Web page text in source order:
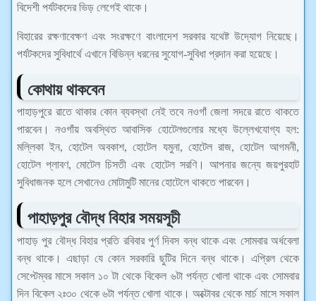
বিদেশী পর্যটকদের ভিড় লেগেই থাকে।
বিহারের রক্ষণাবেক্ষণ এবং সংরক্ষণে বাংলাদেশ সরকার যথেষ্ট উদ্যোগ নিয়েছে।
পর্যটকদের সুবিধার্থে এখানে বিভিন্ন ধরনের সুযোগ-সুবিধা প্রদান করা হয়েছে।
কোথায় থাকবেন
পাহাড়পুরে রাতে থাকার কোন ব্যবস্থা নেই তবে নওগাঁ জেলা সদরে রাতে থাকতে
পারবেন। নওগাঁয় অবস্থিত আবাসিক হোটেলগুলোর মধ্যে উল্লেখযোগ্য হল:
মল্লিকা ইন, হোটেল অবকাশ, হোটেল যমুনা, হোটেল রাজ, হোটেল আগমনী,
হোটেল প্লাবণ, মোটেল চিসতী এবং হোটেল সরণি। আপনার জন্যে জয়পুরহাট
সুবিধাজনক হলে সেখানেও মোটামুটি মানের হোটেলে থাকতে পারবেন।
পাহাড়পুর বৌদ্ধ বিহার সময়সূচী
পাহাড় পুর বৌদ্ধ বিহার প্রতি রবিবার পুর্ণ দিবস বন্ধ থাকে এবং সোমবার অর্ধবেলা
বন্ধ থাকে। এছাড়া যে কোন সরকারি ছুটির দিনে বন্ধ থাকে। এপ্রিল থেকে
সেপ্টেম্বর মাসে সকাল ১০ টা থেকে বিকেল ৬টা পর্যন্ত খোলা থাকে এবং সোমবার
দিন বিকেল ২ঃ৩০ থেকে ৬টা পর্যন্ত খোলা থাকে। অক্টোবর থেকে মার্চ মাসে সকাল